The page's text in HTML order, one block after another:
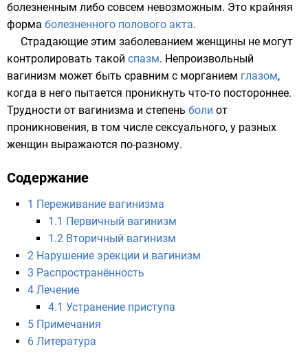
болезненным либо совсем невозможным. Это крайняя
форма болезненного полового акта.
Страдающие этим заболеванием женщины не могут
контролировать такой спазм. Непроизвольный
вагинизм может быть сравним с морганием глазом,
когда в него пытается проникнуть что-то постороннее.
Трудности от вагинизма и степень боли от
проникновения, в том числе сексуального, у разных
женщин выражаются по-разному.
Содержание
1 Переживание вагинизма
1.1 Первичный вагинизм
1.2 Вторичный вагинизм
2 Нарушение эрекции и вагинизм
3 Распространённость
4 Лечение
4.1 Устранение приступа
5 Примечания
6 Литература